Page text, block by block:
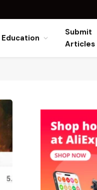
Education
Submit
Articles